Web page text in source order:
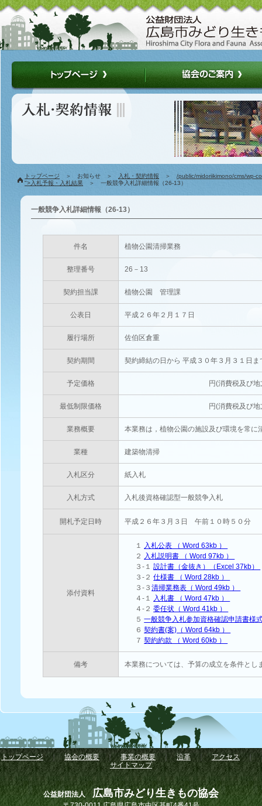
トップページ ＞ お知らせ ＞ 入札・契約情報 ＞ /public/midoriikimono/cms/wp-
">入札予報・入札結果 ＞ 一般競争入札詳細情報（26-13）
一般競争入札詳細情報（26-13）
件名 植物公園清掃業務
整理番号 26－13
契約担当課 植物公園 管理課
公表日 平成２６年２月１７日
履行場所 佐伯区倉重
契約期間 契約締結の日から 平成３０年３月３１日ま
予定価格 円(消費税及び地方消費税相
最低制限価格 円(消費税及び地方消費税相
業務概要 本業務は，植物公園の施設及び環境を常
業種 建築物清掃
入札区分 紙入札
入札方式 入札後資格確認型一般競争入札
開札予定日時 平成２６年３月３日 午前１０時５０分
添付資料
１ 入札公表 （ Word 63kb ）
２ 入札説明書 （ Word 97kb ）
３-１設計書（金抜き）（Excel 37kb）
３-２仕様書 （ Word 28kb ）
３-３清掃業務表（ Word 49kb ）
４‐１ 入札書 （ Word 47kb ）
４-２委任状（ Word 41kb ）
５一般競争入札参加資格確認申請書様
６契約書(案)（ Word 64kb ）
７契約約款 （ Word 60kb ）
備考 本業務については、予算の成立を条件とし
トップページ｜ 協会の概要｜ 事業の概要 ｜沿革 ｜アクセス｜
サイトマップ
公益財団法人広島市みどり生きもの協会